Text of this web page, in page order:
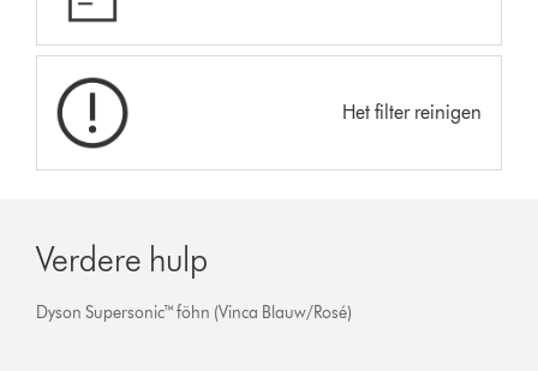
Het filter reinigen
Verdere hulp
Dyson Supersonic™ föhn (Vinca Blauw/Rosé)